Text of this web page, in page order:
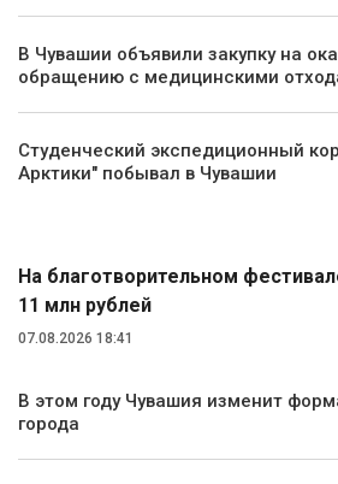
В Чувашии объявили закупку на
обращению с медицинскими
Студенческий экспедиционный
Арктики" побывал в Чувашии
На благотворительном
11 млн рублей
07.08.2026 18:41
В этом году Чувашия изменит
города